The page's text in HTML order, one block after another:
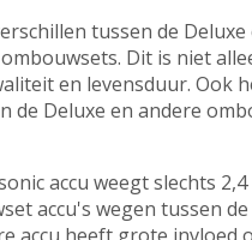
tussen de Deluxe
Dit is niet
en levensduur. Ook
de Deluxe en andere
accu weegt slechts 2,4
accu's wegen tussen